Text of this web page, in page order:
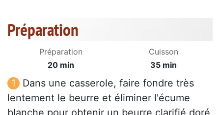
Préparation
Préparation
20 min
Cuisson
35 min
Dans une casserole, faire fondre très
lentement le beurre et éliminer l'écume